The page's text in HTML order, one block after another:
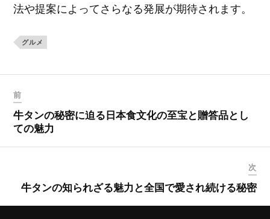
法や提案によってさらなる発展が期待されます。
グルメ
前
牛タンの秘密に迫る日本食文化の至宝と贈答品とし
ての魅力
次
牛タンの知られざる魅力と全国で愛され続ける秘密